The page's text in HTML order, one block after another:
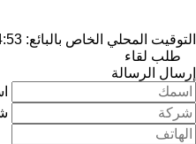
التوقيت المحلي الخاص بالبائع: 04:53 (CST)
طلب لقاء
إرسال الرسالة